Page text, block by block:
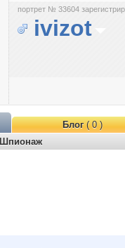
портрет № 33604
ivizot
Блог( 0 )
Шпионаж